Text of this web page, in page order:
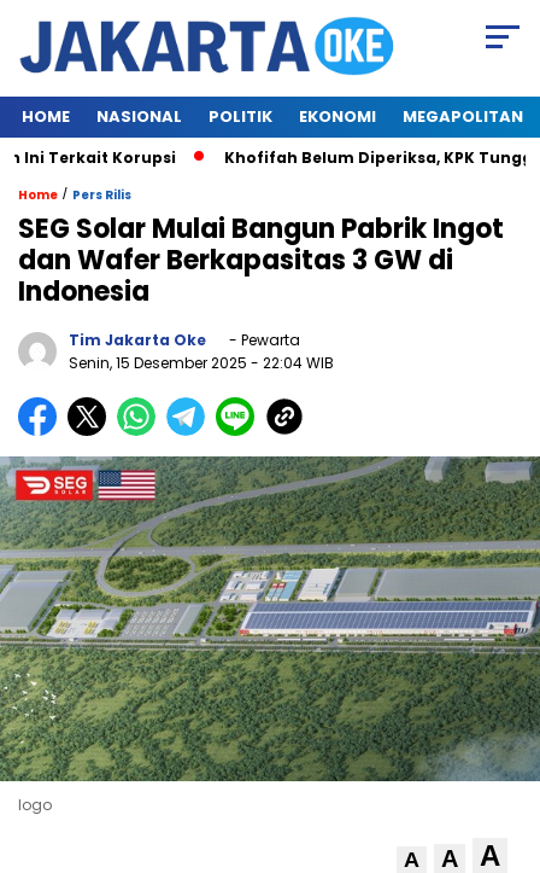
HOME NASIONAL POLITIK EKONOMI MEGAPOLITAN
Terkait Korupsi Khofifah Belum Diperiksa, KPK Tunggu
Home / Pers Rilis
SEG Solar Mulai Bangun Pabrik Ingot
dan Wafer Berkapasitas 3 GW di
Indonesia
Tim Jakarta Oke
- Pewarta
Senin, 15 Desember 2025 - 22:04 WIB
logo
A A A